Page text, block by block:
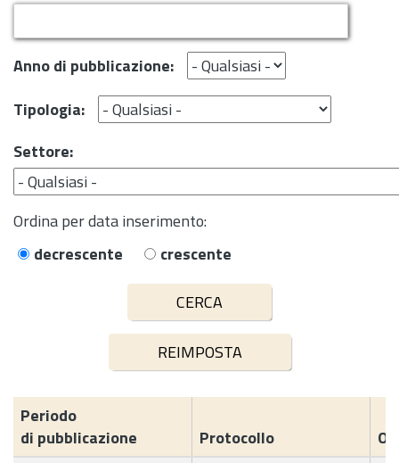
Anno di pubblicazione:
Tipologia:
Settore:
Ordina per data inserimento:
decrescente
crescente
Periodo
di pubblicazione
Protocollo